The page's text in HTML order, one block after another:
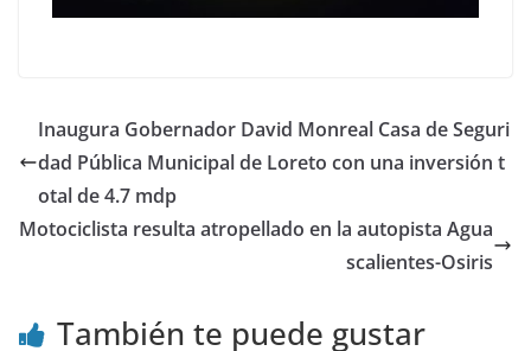
Inaugura Gobernador David Monreal Casa de Seguri
dad Pública Municipal de Loreto con una inversión t
otal de 4.7 mdp
Motociclista resulta atropellado en la autopista Agua
scalientes-Osiris
También te puede gustar